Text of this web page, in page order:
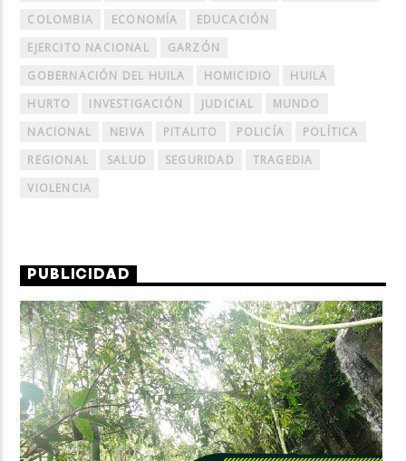
COLOMBIA
ECONOMÍA
EDUCACIÓN
EJERCITO NACIONAL
GARZÓN
GOBERNACIÓN DEL HUILA
HOMICIDIO
HUILA
HURTO
INVESTIGACIÓN JUDICIAL
MUNDO
NACIONAL
NEIVA PITALITO POLICÍA
POLÍTICA
REGIONAL
SALUD SEGURIDAD
TRAGEDIA
VIOLENCIA
PUBLICIDAD